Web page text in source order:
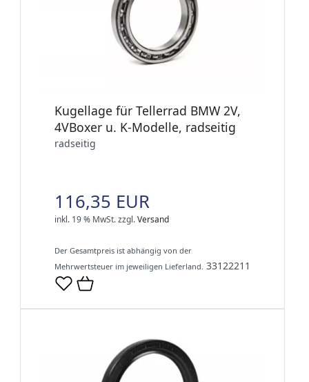
Kugellage für Tellerrad BMW 2V,
4VBoxer u. K-Modelle, radseitig
radseitig
116,35 EUR
inkl. 19 % MwSt.zzgl.Versand
Der Gesamtpreis ist abhängig von der
Mehrwertsteuer im jeweiligen Lieferland. 33122211